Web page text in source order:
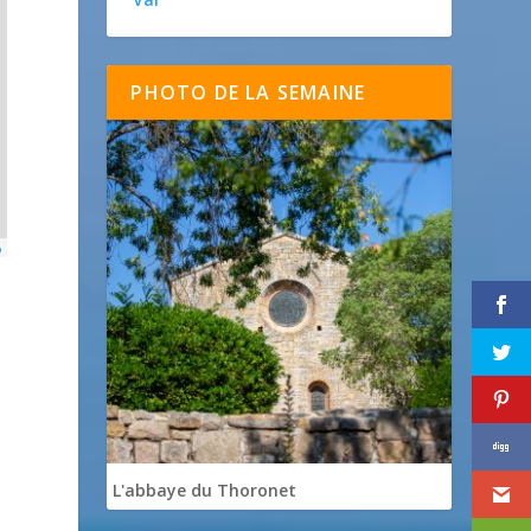
PHOTO DE LA SEMAINE
L'abbaye du Thoronet